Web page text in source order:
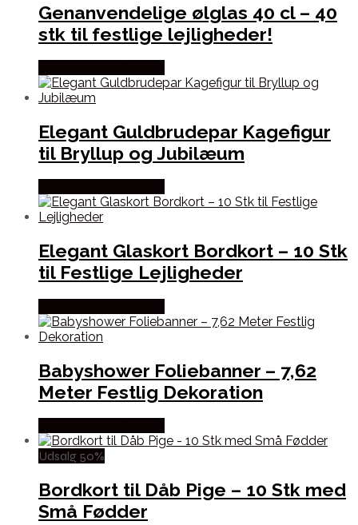
Genanvendelige ølglas 40 cl – 40
stk til festlige lejligheder!
Elegant Guldbrudepar Kagefigur
til Bryllup og Jubilæum
Elegant Glaskort Bordkort – 10 Stk
til Festlige Lejligheder
Babyshower Foliebanner – 7,62
Meter Festlig Dekoration
Udsalg 50%
Bordkort til Dåb Pige – 10 Stk med
Små Fødder